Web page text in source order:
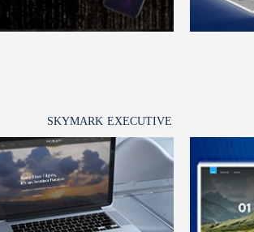
SKYMARK EXECUTIVE